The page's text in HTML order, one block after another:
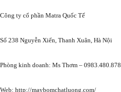
Công ty cổ phần Matra Quốc Tế
Số 238 Nguyễn Xiển, Thanh Xuân, Hà Nội
Phòng kinh doanh: Ms Thơm – 0983.480.878
Web: http://maybomchatluong.com/